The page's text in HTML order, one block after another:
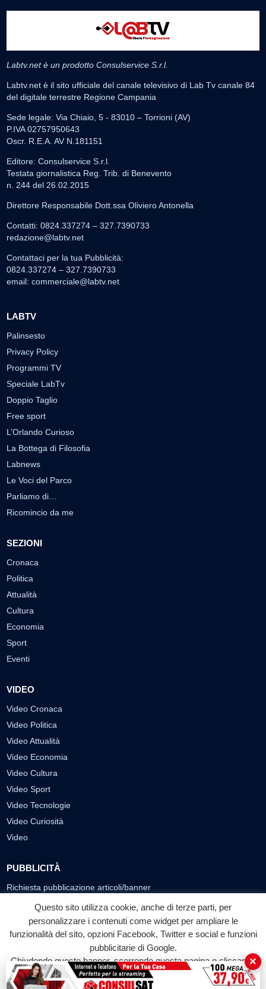
Labtv.net è un prodotto Consulservice S.r.l.
Labtv.net è il sito ufficiale del canale televisivo di Lab Tv canale 84
del digitale terrestre Regione Campania
Sede legale: Via Chiaio, 5 - 83010 – Torrioni (AV)
P.IVA 02757950643
Oscr. R.E.A. AV N.181151
Editore: Consulservice S.r.l.
Testata giornalistica Reg. Trib. di Benevento
n. 244 del 26.02.2015
Direttore Responsabile Dott.ssa Oliviero Antonella
Contatti: 0824.337274 – 327.7390733
redazione@labtv.net
Contattaci per la tua Pubblicità:
0824.337274 – 327.7390733
email: commerciale@labtv.net
LABTV
Palinsesto
Privacy Policy
Programmi TV
Speciale LabTv
Doppio Taglio
Free sport
L’Orlando Curioso
La Bottega di Filosofia
Labnews
Le Voci del Parco
Parliamo di…
Ricomincio da me
SEZIONI
Cronaca
Politica
Attualità
Cultura
Economia
Sport
Eventi
VIDEO
Video Cronaca
Video Politica
Video Attualità
Video Economia
Video Cultura
Video Sport
Video Tecnologie
Video Curiosità
Video
PUBBLICITÀ
Richiesta pubblicazione articoli/banner
SEGUICI SUI SOCIAL
f
Facebook
◎ ▶
YouTube
Questo sito utilizza cookie, anche di terze parti, per
personalizzare i contenuti come widget per ampliare le
funzionalità del sito, opzioni Facebook, Twitter e social e funzioni
pubblicitarie di Google.
Chiudendo questo banner, scorrendo questa pagina o cliccando
su qualunque suo elemento acconsenti all'uso dei cookie.
×